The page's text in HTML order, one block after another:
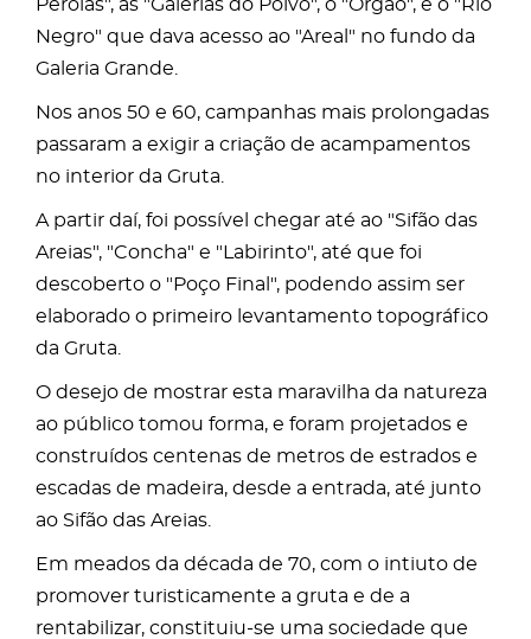
Pérolas", as "Galerias do Polvo", o "Órgão", e o "Rio
Negro" que dava acesso ao "Areal" no fundo da
Galeria Grande.
Nos anos 50 e 60, campanhas mais prolongadas
passaram a exigir a criação de acampamentos
no interior da Gruta.
A partir daí, foi possível chegar até ao "Sifão das
Areias", "Concha" e "Labirinto", até que foi
descoberto o "Poço Final", podendo assim ser
elaborado o primeiro levantamento topográfico
da Gruta.
O desejo de mostrar esta maravilha da natureza
ao público tomou forma, e foram projetados e
construídos centenas de metros de estrados e
escadas de madeira, desde a entrada, até junto
ao Sifão das Areias.
Em meados da década de 70, com o intiuto de
promover turisticamente a gruta e de a
rentabilizar, constituiu-se uma sociedade que